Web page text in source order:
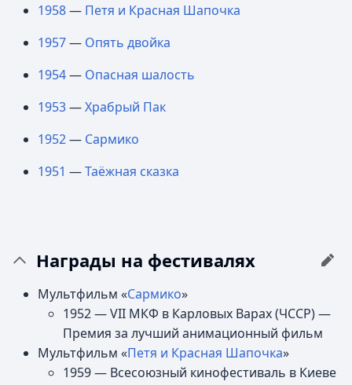
1958— Петя и Красная Шапочка
1957— Опять двойка
1954— Опасная шалость
1953—Храбрый Пак
1952— Сармико
1951 —Таёжная сказка
Награды на фестивалях
Мультфильм «Сармико»
1952 — VII МКФ в Карловых Варах (ЧССР) —
Премия за лучший анимационный фильм
Мультфильм «Петя и Красная Шапочка»
1959 — Всесоюзный кинофестиваль в Киеве